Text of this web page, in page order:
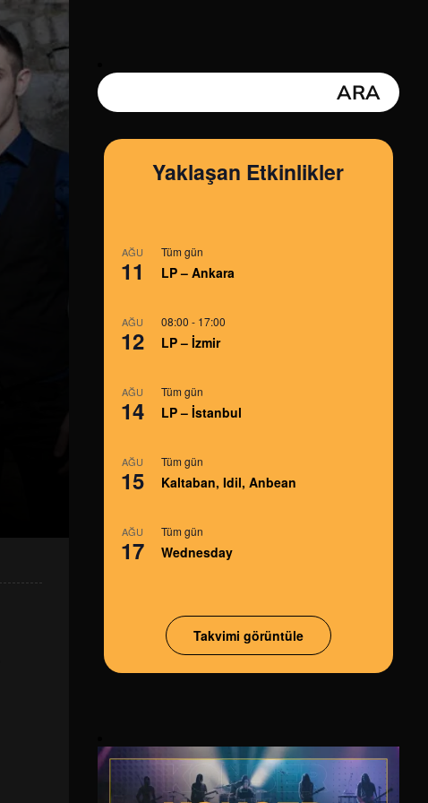
Yaklaşan Etkinlikler
AĞU
11
Tüm gün
LP – Ankara
AĞU
12
08:00 - 17:00
LP – İzmir
AĞU
14
Tüm gün
LP – İstanbul
AĞU
15
Tüm gün
Kaltaban, Idil, Anbean
AĞU
17
Tüm gün
Wednesday
Takvimi görüntüle